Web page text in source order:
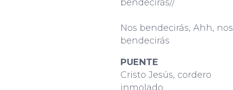
bendecirás//
Nos bendecirás, Ahh, nos
bendecirás
PUENTE
Cristo Jesús, cordero
inmolado